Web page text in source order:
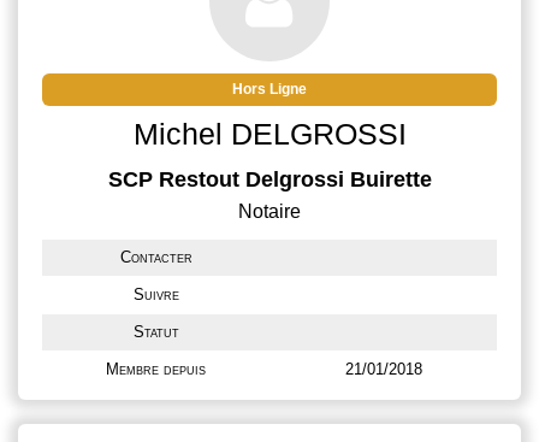
Hors Ligne
Michel DELGROSSI
SCP Restout Delgrossi Buirette
Notaire
Contacter
Suivre
Statut
Membre depuis 21/01/2018